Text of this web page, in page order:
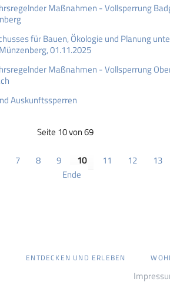
Maßnahmen - Vollsperrung
für Bauen, Ökologie und Planung
01.11.2025
Maßnahmen - Vollsperrung
Auskunftssperren
Seite 10 von 69
7 8 9 10 11 12 13
Ende
ENTDECKEN UND ERLEBEN